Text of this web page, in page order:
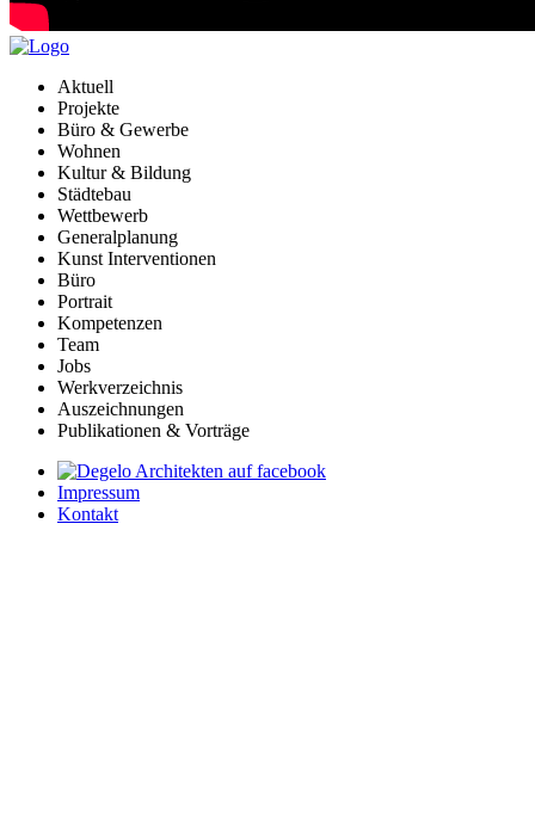
Aktuell
Projekte
Büro & Gewerbe
Wohnen
Kultur & Bildung
Städtebau
Wettbewerb
Generalplanung
Kunst Interventionen
Büro
Portrait
Kompetenzen
Team
Jobs
Werkverzeichnis
Auszeichnungen
Publikationen & Vorträge
Impressum
Kontakt